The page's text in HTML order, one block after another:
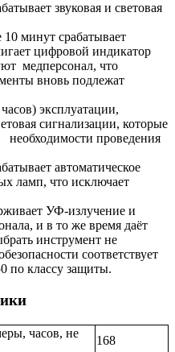
звуковая и световая
10 минут срабатывает
цифровой индикатор
медперсонал, что
вновь подлежат
эксплуатации,
сигнализации, которые
проведения
автоматическое
ламп, что исключает
УФ-излучение и
и в то же время даёт
инструмент не
соответствует
по классу защиты.
часов, не
168